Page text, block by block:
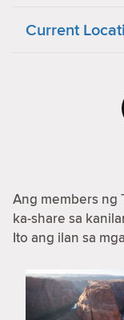
Current
Ang members ng
ka-share sa
Ito ang ilan sa